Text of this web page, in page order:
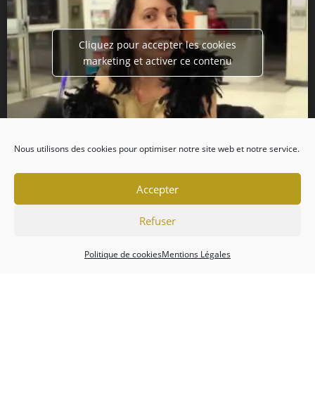
Nous utilisons des cookies pour optimiser notre site web et notre service.
Accepter
Refuser
Politique de cookiesMentions Légales
Cliquez pour accepter les cookies
marketing et activer ce contenu